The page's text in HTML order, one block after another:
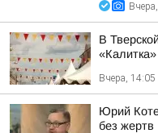
В
«Калитка»
Вчера, 14:05
Юрий
без жертв